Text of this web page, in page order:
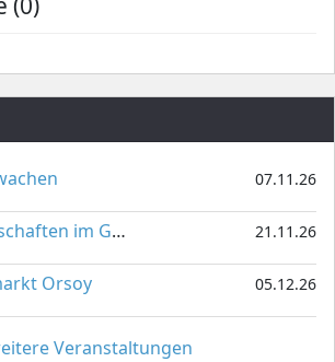
07.11.26
im Gardetanz 21.11.26
Orsoy 05.12.26
Veranstaltungen